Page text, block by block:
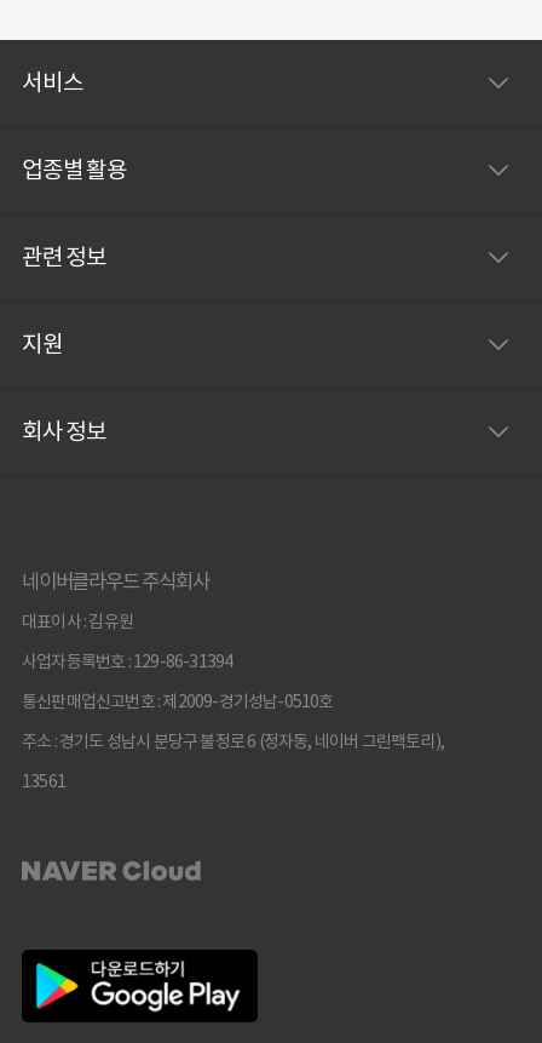
(GPS/WiFi 기반) 법에 맞게 그리포 편하게 관리되는
한 전자결재
서비스
업종별 활용
관련 정보
지원
회사 정보
네이버클라우드 주식회사
대표이사 : 김유원
사업자등록번호 : 129-86-31394
통신판매업신고번호 : 제2009-경기성남-0510호
주소 : 경기도 성남시 분당구 불정로 6 (정자동, 네이버 그린팩토리),
13561